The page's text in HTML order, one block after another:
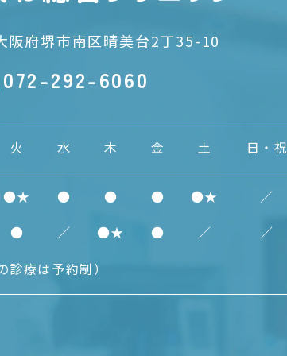
阪府堺市南区晴美台2丁35-10
072-292-6060
火 水 木 金 土 日・祝
●★ ● ● ● ●★
／
● ／ ●★ ● ／
／
診療は予約制）